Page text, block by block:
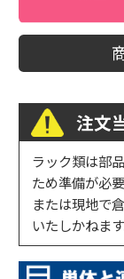
注文
ラック類は部
ため準備が必
または現地で
いたしかねます